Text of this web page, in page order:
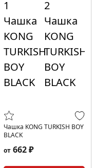
Чашка KONG TURKISH BOY
BLACK
от 662 ₽